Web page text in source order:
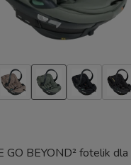
GO BEYOND² fotelik dla